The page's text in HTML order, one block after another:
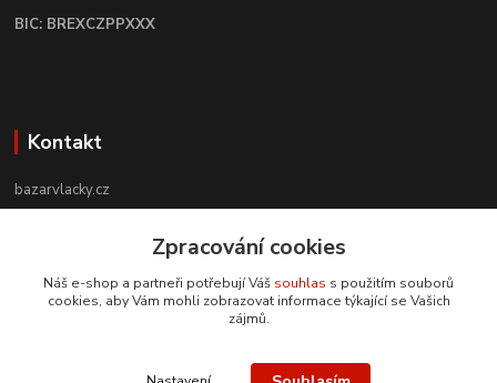
BIC: BREXCZPPXXX
Kontakt
bazarvlacky.cz
+420 774 141 314
info@bazarvlacky.cz
Zpracování cookies
Náš e-shop a partneři potřebují Váš souhlas s použitím souborů
cookies, aby Vám mohli zobrazovat informace týkající se Vašich
zájmů.